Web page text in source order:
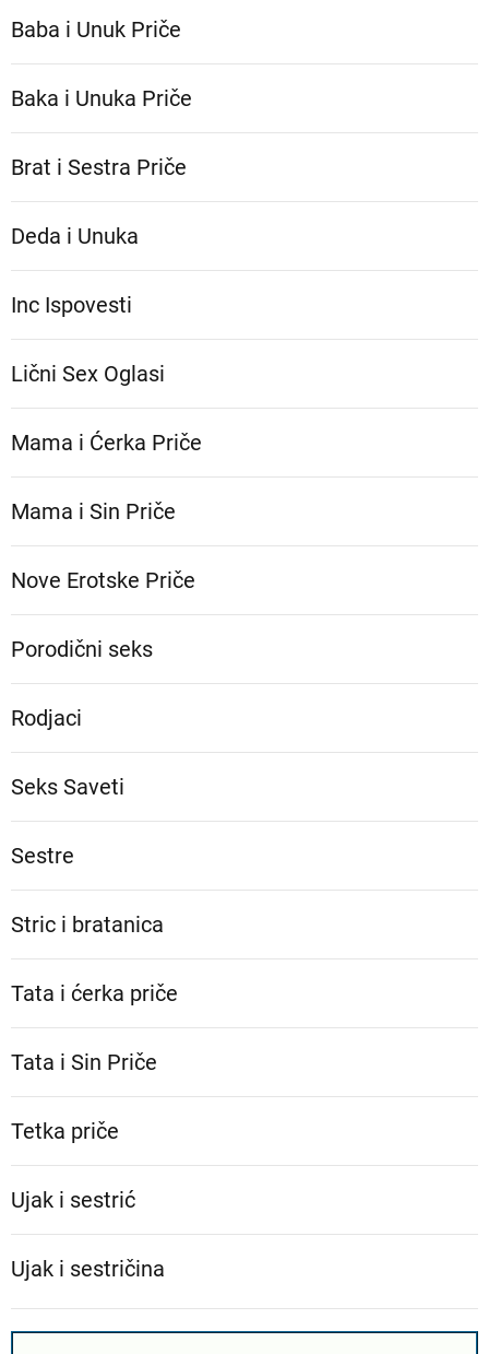
Baba i Unuk Priče
Baka i Unuka Pričе
Brat i Sestra Priče
Deda i Unuka
Inc Ispovesti
Lični Sex Oglasi
Mama i Ćerka Priče
Mama i Sin Priče
Nove Erotske Priče
Porodični seks
Rodjaci
Seks Saveti
Sestre
Stric i bratanica
Tata i ćerka priče
Tata i Sin Priče
Tetka priče
Ujak i sestrić
Ujak i sestričina